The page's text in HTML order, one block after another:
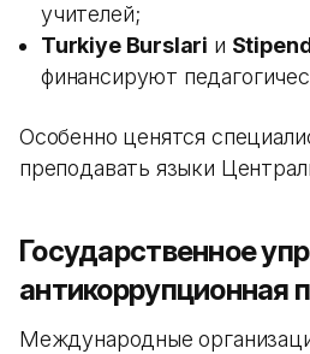
учителей;
Turkiye Burslari и
финансируют
Особенно ценятся
преподавать языки
Государственное
антикоррупционная
Международные